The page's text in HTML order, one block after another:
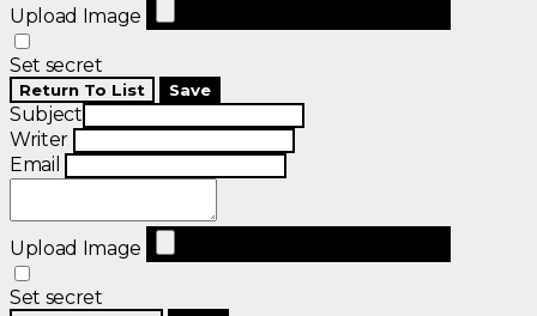
Upload Image
Set secret
Return To List Save
Subject
Writer
Email
Upload Image
Set secret